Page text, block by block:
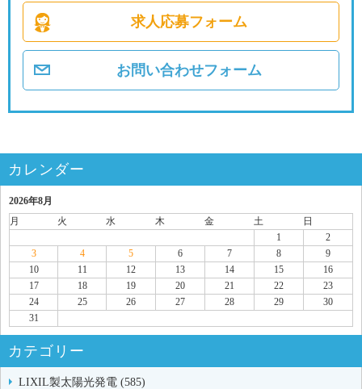
求人応募フォーム
お問い合わせフォーム
カレンダー
2026年8月
月
火 水 木 金 土
日
1
2
3
4 5 6 7 8
9
10
11 12 13 14 15
16
17
18 19 20 21 22
23
24
25 26 27 28 29
30
31
カテゴリー
LIXIL製太陽光発電 (585)